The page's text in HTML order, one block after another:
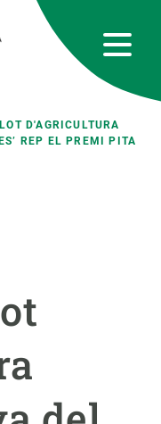
D'AGRICULTURA
REP EL PREMI PITA